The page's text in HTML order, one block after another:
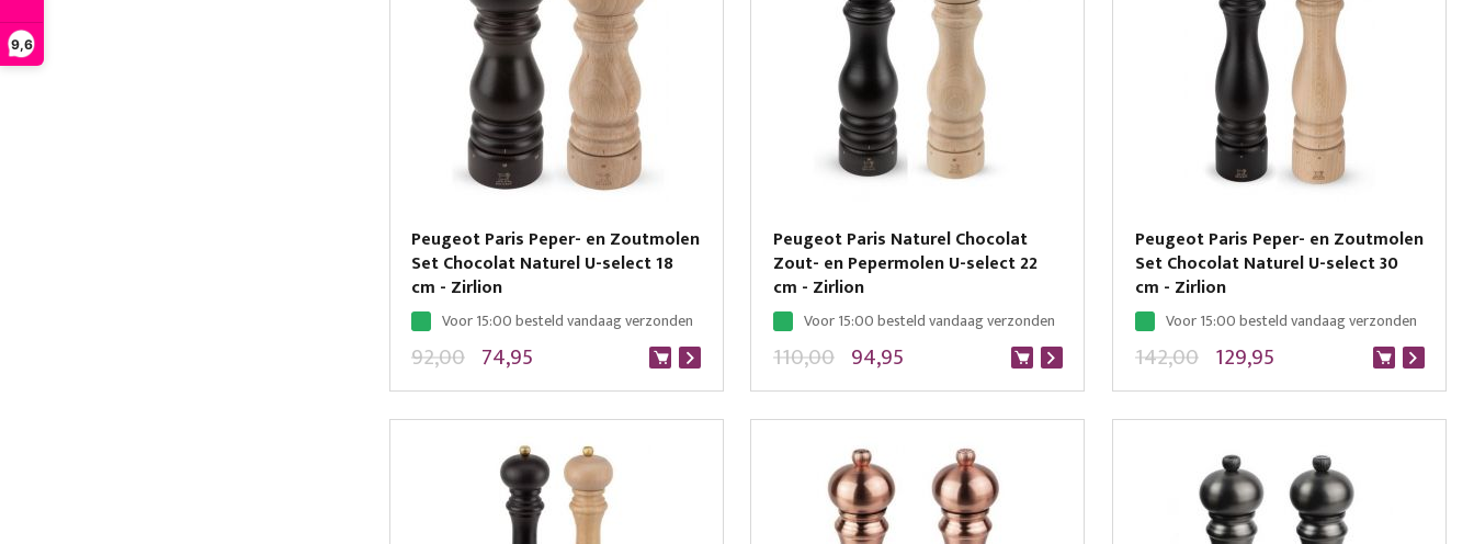
9,6
Peugeot Paris Peper- en Zoutmolen
Set Chocolat Naturel U-select 18
cm - Zirlion
Voor 15:00 besteld vandaag verzonden
74,95
92,00
Peugeot Paris Naturel Chocolat
Zout- en Pepermolen U-select 22
cm - Zirlion
Voor 15:00 besteld vandaag verzonden
94,95
110,00
Peugeot Paris Peper- en Zoutmolen
Set Chocolat Naturel U-select 30
cm - Zirlion
Voor 15:00 besteld vandaag verzonden
129,95
142,00